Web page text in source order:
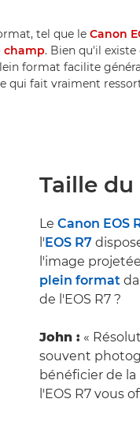
tel que le Canon
champ. Bien qu'il
format facilite
qui fait vraiment
Taille
Le Canon EOS
l'EOS R7
l'image
plein format
de l'EOS R7 ?
John : «
souvent
bénéficier de
l'EOS R7 vous